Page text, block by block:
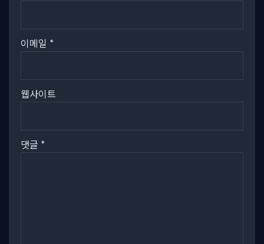
이메일 *
웹사이트
댓글 *